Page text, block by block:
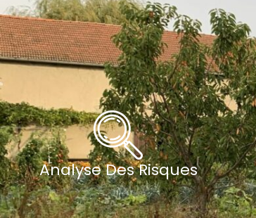
Analyse Des Risques